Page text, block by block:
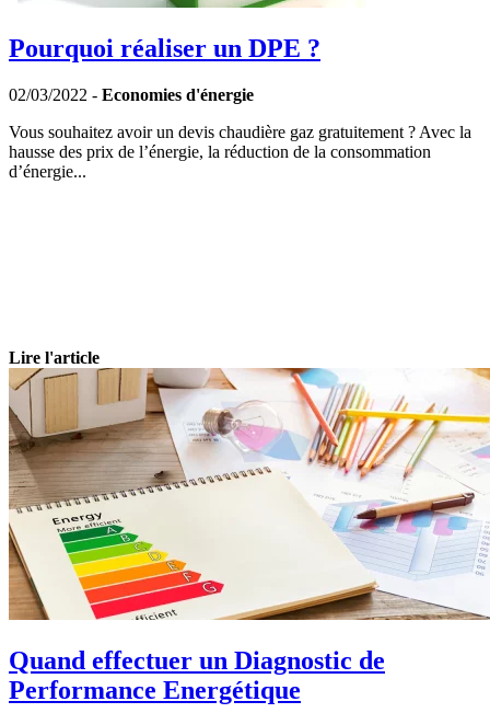
Pourquoi réaliser un DPE ?
02/03/2022 - Economies d'énergie
Vous souhaitez avoir un devis chaudière gaz gratuitement ? Avec la
hausse des prix de l’énergie, la réduction de la consommation
d’énergie...
Lire l'article
Quand effectuer un Diagnostic de
Performance Energétique